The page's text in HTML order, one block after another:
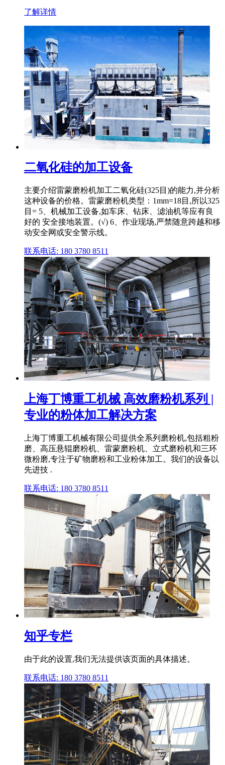
了解详情
二氧化硅的加工设备
主要介绍雷蒙磨粉机加工二氧化硅(325目)的能力,并分析
这种设备的价格。雷蒙磨粉机类型：1mm=18目,所以325
目= 5、机械加工设备,如车床、钻床、滤油机等应有良
好的 安全接地装置。(√) 6、作业现场,严禁随意跨越和移
动安全网或安全警示线。
联系电话: 180 3780 8511
上海丁博重工机械 高效磨粉机系列 |
专业的粉体加工解决方案
上海丁博重工机械有限公司提供全系列磨粉机,包括粗粉
磨、高压悬辊磨粉机、雷蒙磨粉机、立式磨粉机和三环
微粉磨,专注于矿物磨粉和工业粉体加工。我们的设备以
先进技 .
联系电话: 180 3780 8511
知乎专栏
由于此的设置,我们无法提供该页面的具体描述。
联系电话: 180 3780 8511